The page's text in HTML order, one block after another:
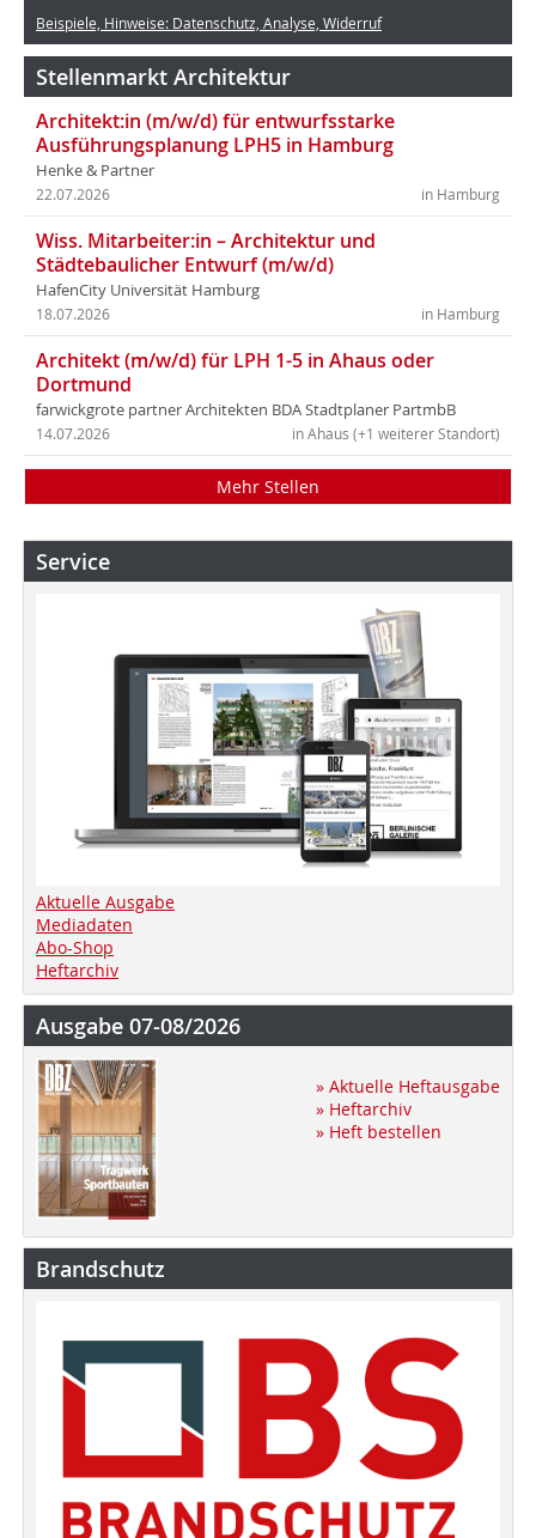
Beispiele, Hinweise: Datenschutz, Analyse, Widerruf
Stellenmarkt Architektur
Architekt:in (m/w/d) für entwurfsstarke
Ausführungsplanung LPH5 in Hamburg
Henke & Partner
in Hamburg
22.07.2026
Wiss. Mitarbeiter:in – Architektur und
Städtebaulicher Entwurf (m/w/d)
HafenCity Universität Hamburg
in Hamburg
18.07.2026
Architekt (m/w/d) für LPH 1-5 in Ahaus oder
Dortmund
farwickgrote partner Architekten BDA Stadtplaner PartmbB
in Ahaus (+1 weiterer Standort)
14.07.2026
Mehr Stellen
Service
Aktuelle Ausgabe
Mediadaten
Abo-Shop
Heftarchiv
Ausgabe 07-08/2026
» Aktuelle Heftausgabe
» Heftarchiv
» Heft bestellen
Brandschutz